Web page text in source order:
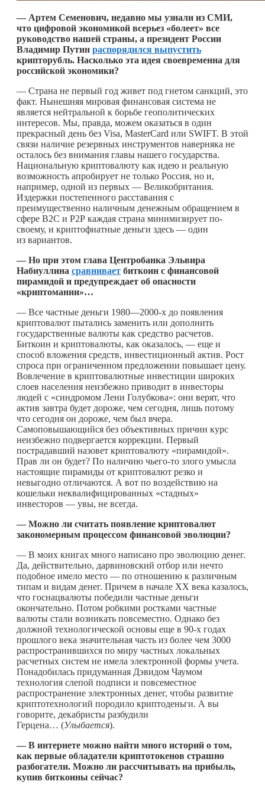
— Артем Семенович, недавно мы узнали из СМИ,
что цифровой экономикой всерьез «болеет» все
руководство нашей страны, а президент России
Владимир Путин распорядился выпустить
крипторубль. Насколько эта идея своевременна для
российской экономики?
— Страна не первый год живет под гнетом санкций, это
факт. Нынешняя мировая финансовая система не
является нейтральной к борьбе геополитических
интересов. Мы, правда, можем оказаться в один
прекрасный день без Visa, MasterCard или SWIFT. В этой
связи наличие резервных инструментов наверняка не
осталось без внимания главы нашего государства.
Национальную криптовалюту как идею и реальную
возможность апробирует не только Россия, но и,
например, одной из первых — Великобритания.
Издержки постепенного расставания с
преимущественно наличным денежным обращением в
сфере В2С и Р2Р каждая страна минимизирует по-
своему, и криптофиатные деньги здесь — один
из вариантов.
— Но при этом глава Центробанка Эльвира
Набиуллина сравнивает биткоин с финансовой
пирамидой и предупреждает об опасности
«криптомании»…
— Все частные деньги 1980—2000-х до появления
криптовалют пытались заменить или дополнить
государственные валюты как средство расчетов.
Биткоин и криптовалюты, как оказалось, — еще и
способ вложения средств, инвестиционный актив. Рост
спроса при ограниченном предложении повышает цену.
Вовлечение в криптовалютные инвестиции широких
слоев населения неизбежно приводит в инвесторы
людей с «синдромом Лени Голубкова»: они верят, что
актив завтра будет дороже, чем сегодня, лишь потому
что сегодня он дороже, чем был вчера.
Самоповышающийся без объективных причин курс
неизбежно подвергается коррекции. Первый
пострадавший назовет криптовалюту «пирамидой».
Прав ли он будет? По наличию чьего-то злого умысла
настоящие пирамиды от криптовалют резко и
невыгодно отличаются. А вот по воздействию на
кошельки неквалифицированных «стадных»
инвесторов — увы, не всегда.
— Можно ли считать появление криптовалют
закономерным процессом финансовой эволюции?
— В моих книгах много написано про эволюцию денег.
Да, действительно, дарвиновский отбор или нечто
подобное имело место — по отношению к различным
типам и видам денег. Причем в начале ХХ века казалось,
что госнацвалюты победили частные деньги
окончательно. Потом робкими ростками частные
валюты стали возникать повсеместно. Однако без
должной технологической основы еще в 90-х годах
прошлого века значительная часть из более чем 3000
распространившихся по миру частных локальных
расчетных систем не имела электронной формы учета.
Понадобилась придуманная Дэвидом Чаумом
технология слепой подписи и повсеместное
распространение электронных денег, чтобы развитие
криптотехнологий породило криптоденьги. А вы
говорите, декабристы разбудили
Герцена… (Улыбается).
— В интернете можно найти много историй о том,
как первые обладатели криптотокенов страшно
разбогатели. Можно ли рассчитывать на прибыль,
купив биткоины сейчас?